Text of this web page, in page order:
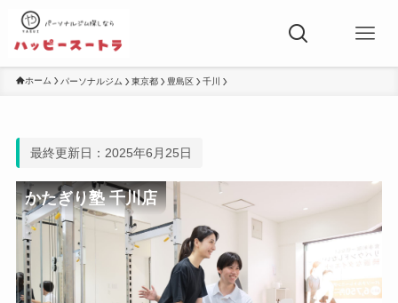
ホーム パーソナルジム 東京都 豊島区 千川
最終更新日：2025年6月25日
かたぎり塾 千川店